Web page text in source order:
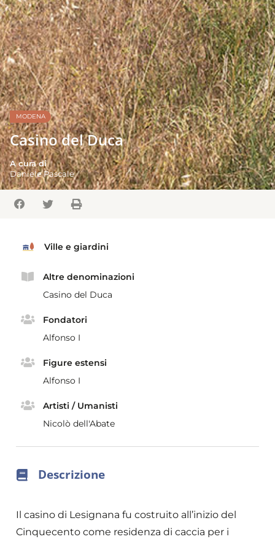
MODENA
Casino del Duca
A cura di
Daniele Pascale
Ville e giardini
Altre denominazioni
Casino del Duca
Fondatori
Alfonso I
Figure estensi
Alfonso I
Artisti / Umanisti
Nicolò dell'Abate
Descrizione
Il casino di Lesignana fu costruito all’inizio del
Cinquecento come residenza di caccia per i